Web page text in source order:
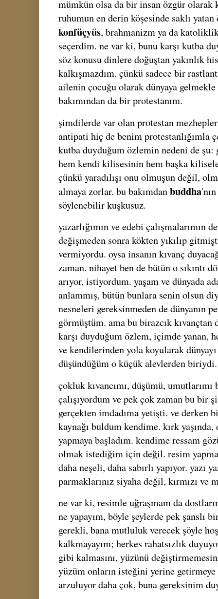
mümkün olsa da bir insan özgür olarak
ruhumun en derin köşesinde saklı
konfüçyüs, brahmanizm ya da
seçerdim. ne var ki, bunu karşı kutba
söz konusu dinlere doğuştan yakınlık
kalkışmazdım. çünkü sadece bir
ailenin çocuğu olarak dünyaya gelmekle
bakımından da bir protestanım.
şimdilerde var olan protestan
antipati hiç de benim protestanlığımla
kutba duyduğum özlemin nedeni de şu:
hem kendi kilisesinin hem başka
çünkü yaradılışı onu olmuşun değil,
almaya zorlar. bu bakımdanbuddha
söylenebilir kuşkusuz.
yazarlığımın ve edebi çalışmalarımın
değişmeden sonra kökten yıkılıp
vermiyordu. oysa insanın kıvanç
zaman. nihayet ben de bütün o sıkıntı
arıyor, istiyordum. yaşam ve dünyada
anlammış, bütün bunlara senin olsun
nesneleri gereksinmeden de dünyanın
görmüştüm. ama bu birazcık kıvançtan
karşı duyduğum özlem, içimde yanan,
ve kendilerinden yola koyularak
düşündüğüm o küçük alevlerden biriydi.
çokluk kıvancımı, düşümü,
çalışıyordum ve pek çok zaman bu bir
gerçekten imdadıma yetişti. ve derken
kaynağı buldum kendime. kırk
yapmaya başladım. kendime ressam
olmak istediğim için değil. resim
daha neşeli, daha sabırlı yapıyor. yazı
parmaklarınız siyaha değil, kırmızı ve
ne var ki, resimle uğraşmam da
ne yapayım, böyle şeylerde pek şanslı
gerekli, bana mutluluk verecek şöyle
kalkmayayım; herkes rahatsızlık
gibi kalmasını, yüzünü
yüzüm onların isteğini yerine
arzuluyor daha çok, buna gereksinim